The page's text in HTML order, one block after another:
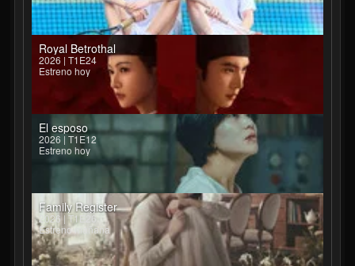
Royal Betrothal
2026 | T1E24
Estreno hoy
El esposo
2026 | T1E12
Estreno hoy
Family Register
2026 | T1E26
Estreno mañana